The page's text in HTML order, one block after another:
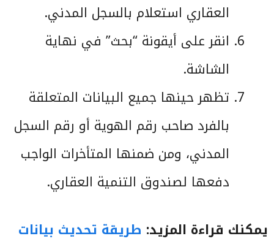
العقاري استعلام بالسجل المدني.
انقر على أيقونة “بحث” في نهاية
الشاشة.
تظهر حينها جميع البيانات المتعلقة
بالفرد صاحب رقم الهوية أو رقم السجل
المدني، ومن ضمنها المتأخرات الواجب
دفعها لصندوق التنمية العقاري.
يمكنك قراءة المزيد: طريقة تحديث بيانات